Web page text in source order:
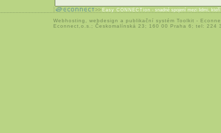
Easy CONNECTion - snadné spojení mezi lidmi,
Webhosting webdesign a publikační systém Toolkit -
Econnect,o.s.; Českomalínská 23; 160 00 Praha 6; tel: 224